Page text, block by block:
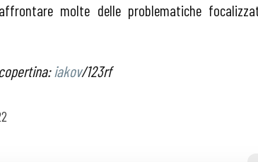
molte delle problematiche
iakov/123rf